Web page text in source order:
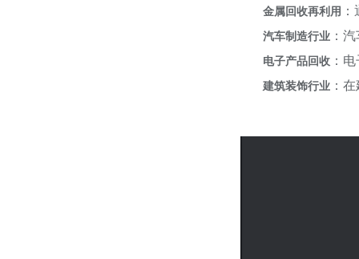
金属回收再利用
汽车制造行业 ：
电子产品回收 ：
建筑装饰行业 ：